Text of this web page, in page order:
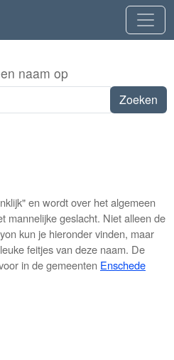
naam op
en wordt over het algemeen
mannelijke geslacht. Niet alleen de
kun je hieronder vinden, maar
feitjes van deze naam. De
in de gemeenten Enschede